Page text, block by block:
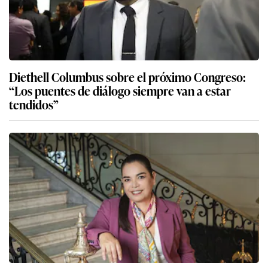
Diethell Columbus sobre el próximo Congreso:
“Los puentes de diálogo siempre van a estar
tendidos”